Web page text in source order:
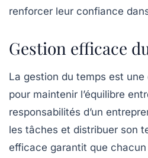
renforcer leur confiance
Gestion efficace
La gestion du temps est une
pour maintenir l’équilibre
responsabilités d’un
les tâches et distribuer son
efficace garantit que